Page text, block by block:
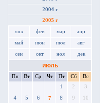
2004 г
2005 г
янв фев мар апр
май июн июл авг
сен окт ноя дек
июль
Пн Вт Ср Чт Пт Сб
Вс
1
2 3
4 5 6 7 8 9 10